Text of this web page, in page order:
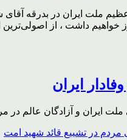
ملت ایران در بدرقه آقای
داشت ، از
ایران
ایران و آزادگان عالم در